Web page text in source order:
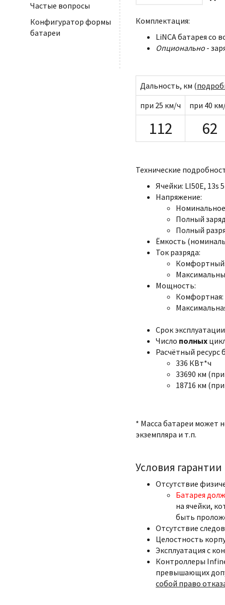
Частые вопросы
Конфигуратор формы
батареи
Комплектация:
LiNCA батарея со
Опционально -
Дальность, км (
при 25 км/ч
при 40
112 62
Технические
Ячейки: LI50E, 13s
Напряжение:
Полный
Полный
Ёмкость
Ток разряда:
Комфортный:
Мощность:
Комфортная:
Срок
Число полных
Расчётный ресурс
336 КВт*ч
33690 км
18716 км
* Масса батареи может
экземпляра и т.п.
Условия гарантии
Отсутствие
Батарея
на ячейки,
быть
Отсутствие
Целостность
Эксплуатация с
Контроллеры
превышающих
собой право